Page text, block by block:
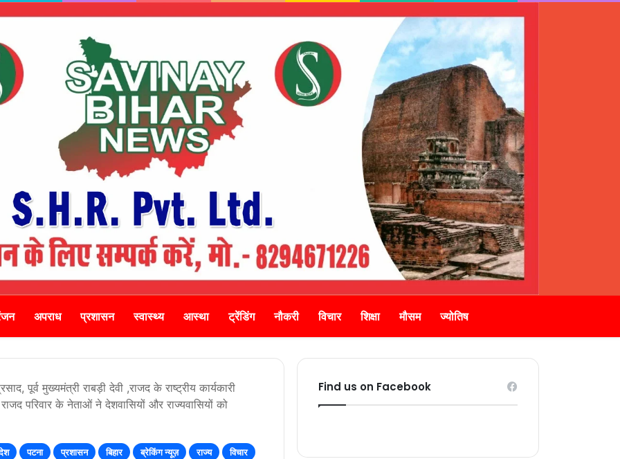
अपराध प्रशासन स्वास्थ्य आस्था ट्रेंडिंग नौकरी विचार शिक्षा मौसम ज्योतिष
पूर्व मुख्यमंत्री राबड़ी देवी ,राजद के राष्ट्रीय कार्यकारी
परिवार के नेताओं ने देशवासियों और राज्यवासियों को
पटना प्रशासन बिहार ब्रेकिंग न्यूज़ राज्य विचार
Find us on Facebook